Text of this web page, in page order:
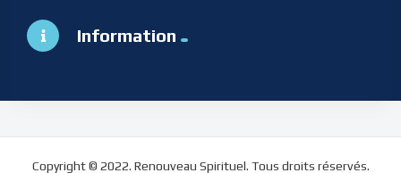
Information
Copyright © 2022. Renouveau Spirituel. Tous droits réservés.